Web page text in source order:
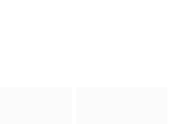
局引发的血案